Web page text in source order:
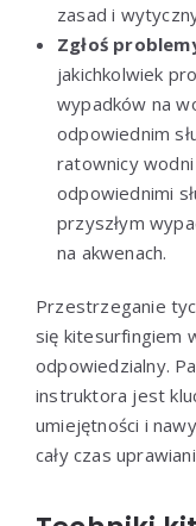
zasad i
Zgłoś
jakichkolwiek
wypadków na
odpowiednim
ratownicy wodni
odpowiednimi
przyszłym
na akwenach.
Przestrzeganie
się kitesurfingiem
odpowiedzialny.
instruktora jest
umiejętności i
cały czas